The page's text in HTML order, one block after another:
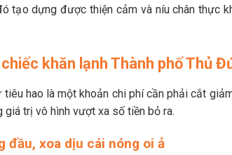
tạo dựng được thiện cảm và níu chân thực
khăn lạnh Thành phố Thủ
hao là một khoản chi phí cần phải cắt
trị vô hình vượt xa số tiền bỏ ra.
đầu, xoa dịu cái nóng oi ả